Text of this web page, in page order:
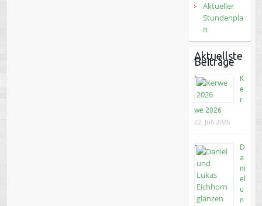
Aktueller
Stundenpla
n
Aktuellste
Beiträge
K
e
r
we 2026
22. Juli 2026
D
a
ni
el
u
n